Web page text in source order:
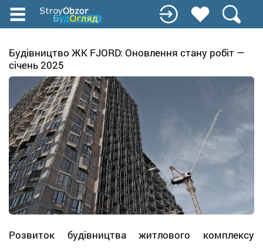
Перейти
содержанию
Будівництво ЖК FJORD: Оновлення стану робіт —
січень 2025
Розвиток будівництва житлового комплексу